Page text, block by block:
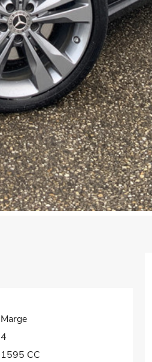
Marge
4
1595 CC